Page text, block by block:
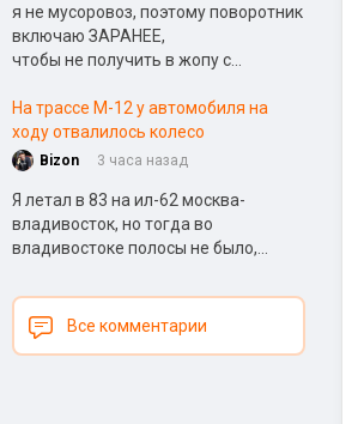
я не мусоровоз, поэтому поворотник
включаю ЗАРАНЕЕ,
чтобы не получить в жопу с...
На трассе М-12 у автомобиля на
ходу отвалилось колесо
Bizon 3 часа назад
Я летал в 83 на ил-62 москва-
владивосток, но тогда во
владивостоке полосы не было,...
Все комментарии